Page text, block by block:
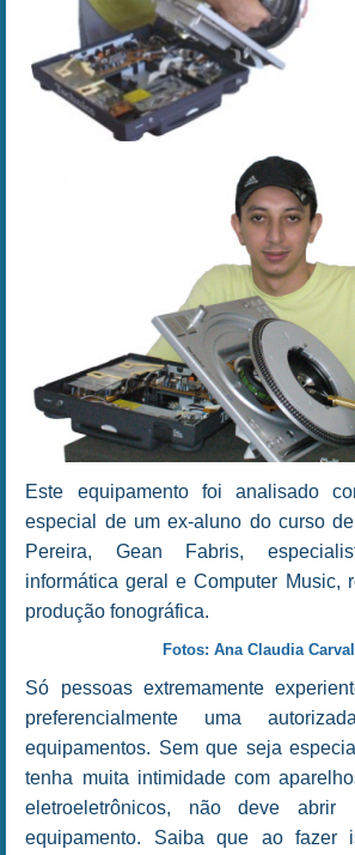
Este equipamento foi analisado
especial de um ex-aluno do curso
Pereira, Gean Fabris,
informática geral e Computer Music,
produção fonográfica.
Fotos: Ana Claudia
Só pessoas extremamente
preferencialmente uma
equipamentos. Sem que seja
tenha muita intimidade com
eletroeletrônicos, não deve abrir
equipamento. Saiba que ao fazer